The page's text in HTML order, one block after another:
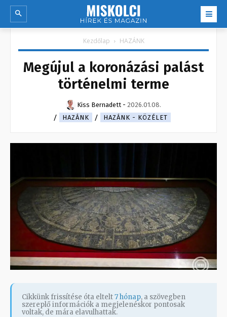
Kezdőlap HAZÁNK
Megújul a koronázási palást
történelmi terme
Kiss Bernadett - 2026.01.08.
HAZÁNK
HAZÁNK - KÖZÉLET
Cikkünk frissítése óta eltelt7 hónap, a szövegben
szereplő információk a megjelenéskor pontosak
voltak, de mára elavulhattak.